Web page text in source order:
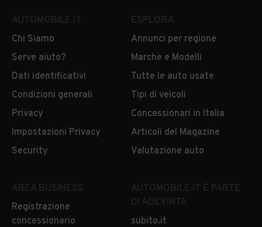
Chi Siamo
Serve aiuto?
Dati identificativi
Condizioni generali
Privacy
Impostazioni Privacy
Security
Annunci per regione
Marche e Modelli
Tutte le auto usate
Tipi di veicoli
Concessionari in Italia
Articoli del Magazine
Valutazione auto
Registrazione
concessionario
subito.it